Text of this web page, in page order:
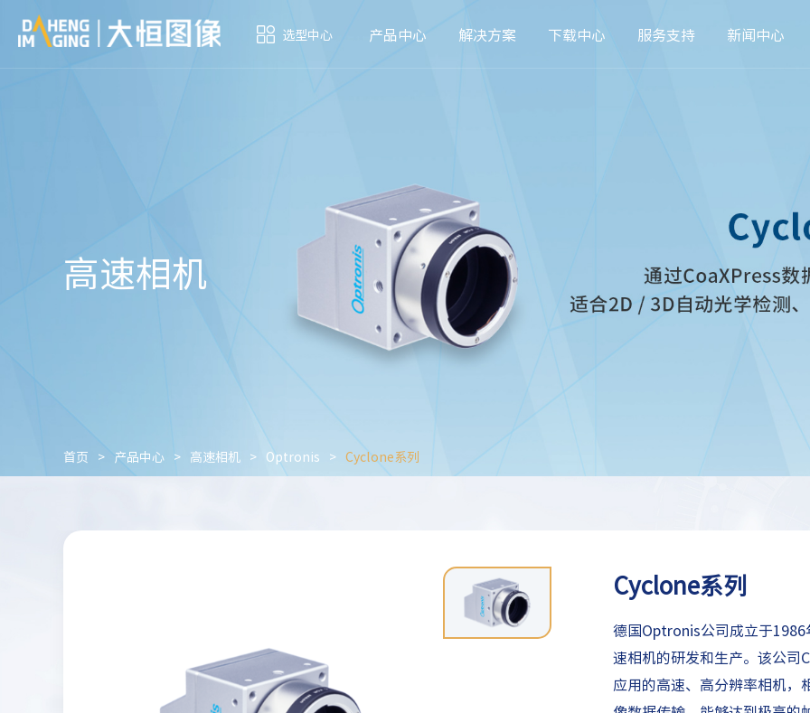
选型中心 产品中心 解决方案 下载中心 服务支持 新闻中心
高速相机
首页 > 产品中心 > 高速相机 > Optronis > Cyclone系列
Cyclone系列
德国Optronis公司成立于
速相机的研发和生产。该公
应用的高速、高分辨率相机，